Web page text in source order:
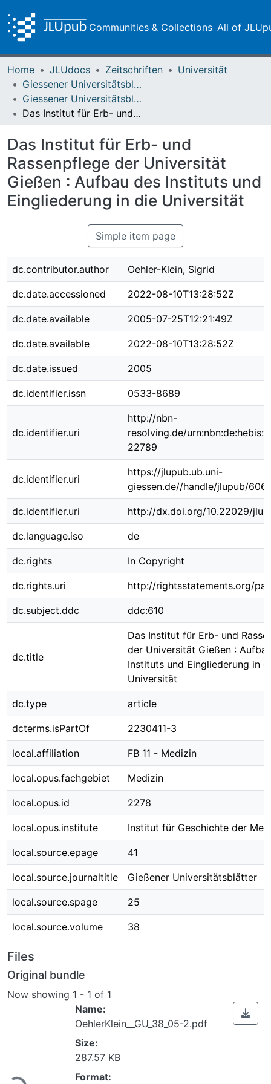
Communities & Collections All of
Home JLUdocs Zeitschriften
Universität
Giessener Universitätsblätter
Giessener Universitätsblätter 38 (2005)
Das Institut für Erb- und Rassenpflege der Universität Gießen : Aufbau des Instituts und Eingliederung in die Universität
Das Institut für Erb- und
Rassenpflege der Universität
Gießen : Aufbau des Instituts und
Eingliederung in die Universität
Simple item page
dc.contributor.author Oehler-Klein, Sigrid
dc.date.accessioned 2022-08-10T13:28:52Z
dc.date.available 2005-07-25T12:21:49Z
dc.date.available 2022-08-10T13:28:52Z
dc.date.issued 2005
dc.identifier.issn 0533-8689
dc.identifier.uri
http://nbn-
resolving.de/
22789
dc.identifier.uri
https://jlupub.ub.uni-
giessen.de//handle/jlupub/
dc.identifier.uri http://dx.doi.org/10.22029/
dc.language.iso de
dc.rights In Copyright
dc.rights.uri http://rightsstatements.org/
dc.subject.ddc ddc:610
dc.title
Das Institut für Erb- und
der Universität Gießen :
Instituts und Eingliederung in
Universität
dc.type article
dcterms.isPartOf 2230411-3
local.affiliation FB 11 - Medizin
local.opus.fachgebiet Medizin
local.opus.id 2278
local.opus.institute Institut für Geschichte der
local.source.epage 41
local.source.journaltitle Gießener Universitätsblätter
local.source.spage 25
local.source.volume 38
Files
Original bundle
Now showing 1 - 1 of 1
Loading...
Name:
OehlerKlein__GU_38_05-2.pdf
Size:
287.57 KB
Format: